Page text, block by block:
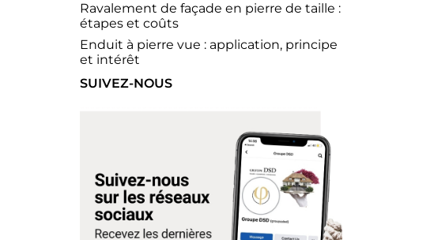
Ravalement de façade en pierre de taille :
étapes et coûts
Enduit à pierre vue : application, principe
et intérêt
SUIVEZ-NOUS